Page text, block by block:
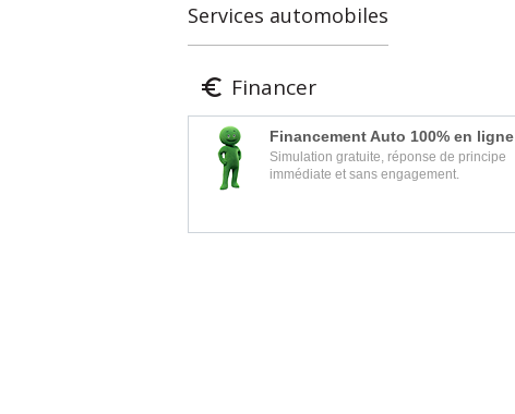
Services automobiles
 Financer
Financement Auto 100% en ligne
Simulation gratuite, réponse de principe
immédiate et sans engagement.